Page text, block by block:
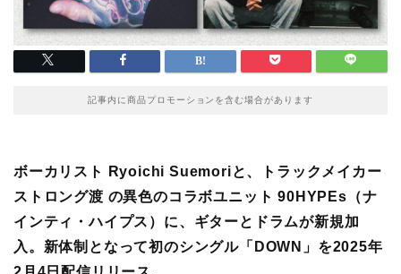
記事内に商品プロモーションを含む場合があります
ボーカリスト Ryoichi Suemoriと、トラックメイカー
ストロング渡 の異色のコラボユニット 90HYPEs（ナ
インティ・ハイプス）に、ギターとドラムが新規加
入。新体制となって初のシングル「DOWN」を2025年